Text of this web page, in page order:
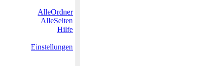
AlleOrdner
AlleSeiten
Hilfe
Einstellungen